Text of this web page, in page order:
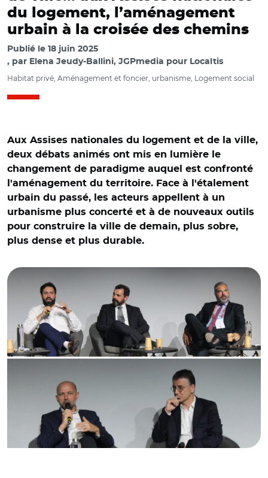
du logement, l’aménagement
urbain à la croisée des chemins
Publié le 18 juin 2025
par Elena Jeudy-Ballini, JGPmedia pour Localtis
Habitat privé, Aménagement et foncier, urbanisme, Logement social
Aux Assises nationales du logement et de la ville,
deux débats animés ont mis en lumière le
changement de paradigme auquel est confronté
l'aménagement du territoire. Face à l'étalement
urbain du passé, les acteurs appellent à un
urbanisme plus concerté et à de nouveaux outils
pour construire la ville de demain, plus sobre,
plus dense et plus durable.
© JGPmedia/ Photo du haut: Christophe Rodriguez, Paul-
Roger Gontard et Kosta Kastrinidis. Photo du bas: Jean-